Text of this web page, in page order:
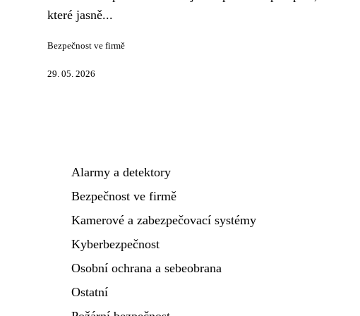
které jasně...
Bezpečnost ve firmě
29. 05. 2026
Alarmy a detektory
Bezpečnost ve firmě
Kamerové a zabezpečovací systémy
Kyberbezpečnost
Osobní ochrana a sebeobrana
Ostatní